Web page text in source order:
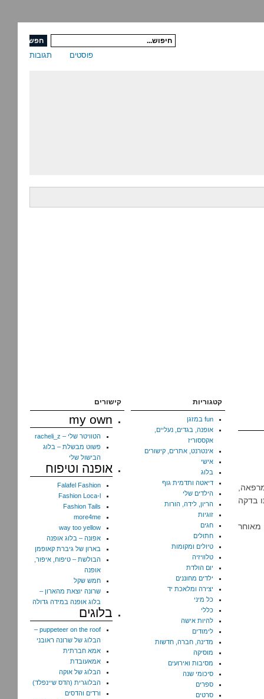
תגובות פוסטים
איתו למרפאה,
9:30. פיספסתי אותו בדקה
מאוחר
קטגוריות
fun במזגן
אופנה, בגדים, נעליים,
אקססוריז
אינטרנט, אתרים, קישורים
אישי
בלוג
דיאטה ותדמית גוף
הילדים שלי
הריון, לידה, הורות
זוגיות
חגים
חתולים
טיולים ומקומות
טלוויזיה
יום הולדת
ילדים מחוננים
יצירה ומלאכת יד
כל מיני
כללי
להיות אישה
לימודים
מדינה, חברה, חדשות
מוסיקה
מסיבות ואירועים
סיכומי שנה
ספרים
סרטים
קישורים
my own
הטוויטר שלי – racheli_z
פשוט מבשלת – בלוג
הבישול שלי
אופנה וטיפוח
Falafel Fashion
Fashion Loca-l
Fashion Tails
more4me
way too yellow
אפונה – בלוג אופנה
בארון של גיברת קאופמן
הבולשת – טיפוח, איפור,
אופנה
חמש שקל
שרונה יוצאת מהארון –
בלוג אופנה במידה גדולה
בלוגים
puppeteer on the roof –
הבלוג של שרונה ראובני
אמא חברתית
אמאעובדת
הבלוג של אוקה
הבלוגרית (הדס שיינפלד)
ורדים והדסים